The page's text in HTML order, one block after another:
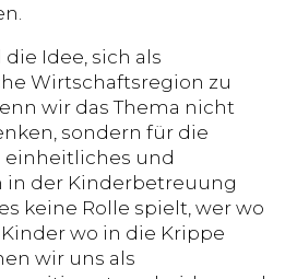
Idee, sich als
Wirtschaftsregion zu
wir das Thema nicht
sondern für die
einheitliches und
in der Kinderbetreuung
keine Rolle spielt, wer wo
wo in die Krippe
wir uns als